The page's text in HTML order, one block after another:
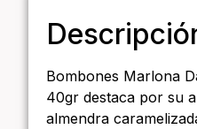
Bombones Marlona
40gr destaca por su
almendra